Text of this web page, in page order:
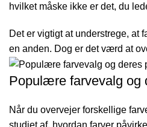
hvilket måske ikke er det, du
Det er vigtigt at understrege, at
en anden. Dog er det værd at
Populære farvevalg og
Når du overvejer forskellige
studiet af, hvordan farver